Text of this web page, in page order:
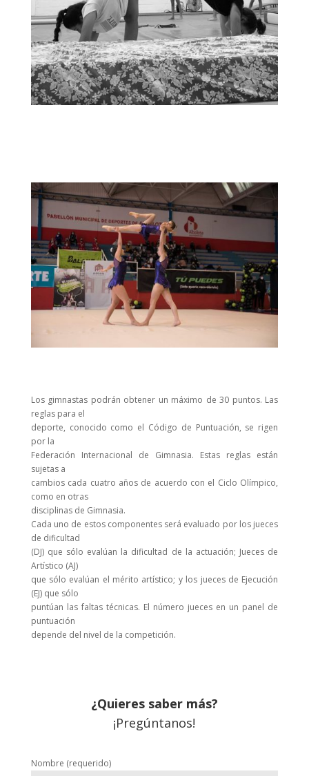
Los gimnastas podrán obtener un máximo de 30 puntos. Las
reglas para el
deporte, conocido como el Código de Puntuación, se rigen
por la
Federación Internacional de Gimnasia. Estas reglas están
sujetas a
cambios cada cuatro años de acuerdo con el Ciclo Olímpico,
como en otras
disciplinas de Gimnasia.
Cada uno de estos componentes será evaluado por los jueces
de dificultad
(DJ) que sólo evalúan la dificultad de la actuación; Jueces de
Artístico (AJ)
que sólo evalúan el mérito artístico; y los jueces de Ejecución
(EJ) que sólo
puntúan las faltas técnicas. El número jueces en un panel de
puntuación
depende del nivel de la competición.
¿Quieres saber más?
¡Pregúntanos!
Nombre (requerido)